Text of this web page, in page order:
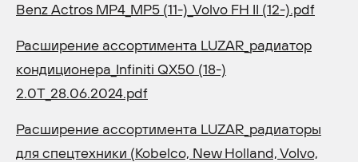
Benz Actros MP4_MP5 (11-)_Volvo FH II (12-).pdf
Расширение ассортимента LUZAR_радиатор
кондиционера_Infiniti QX50 (18-)
2.0T_28.06.2024.pdf
Расширение ассортимента LUZAR_радиаторы
для спецтехники (Kobelco, New Holland, Volvo,